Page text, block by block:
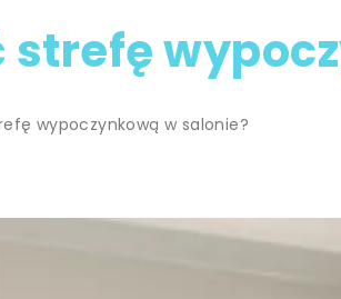
strefę
wypoczynkową w salonie?